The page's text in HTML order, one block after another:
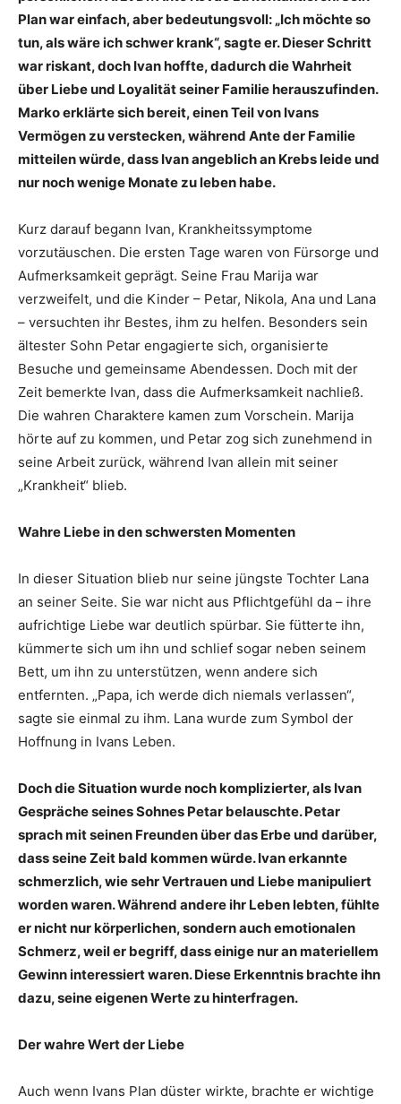
Plan war einfach, aber bedeutungsvoll: „Ich möchte so
tun, als wäre ich schwer krank“, sagte er. Dieser Schritt
war riskant, doch Ivan hoffte, dadurch die Wahrheit
über Liebe und Loyalität seiner Familie herauszufinden.
Marko erklärte sich bereit, einen Teil von Ivans
Vermögen zu verstecken, während Ante der Familie
mitteilen würde, dass Ivan angeblich an Krebs leide und
nur noch wenige Monate zu leben habe.
Kurz darauf begann Ivan, Krankheitssymptome
vorzutäuschen. Die ersten Tage waren von Fürsorge und
Aufmerksamkeit geprägt. Seine Frau Marija war
verzweifelt, und die Kinder – Petar, Nikola, Ana und Lana
– versuchten ihr Bestes, ihm zu helfen. Besonders sein
ältester Sohn Petar engagierte sich, organisierte
Besuche und gemeinsame Abendessen. Doch mit der
Zeit bemerkte Ivan, dass die Aufmerksamkeit nachließ.
Die wahren Charaktere kamen zum Vorschein. Marija
hörte auf zu kommen, und Petar zog sich zunehmend in
seine Arbeit zurück, während Ivan allein mit seiner
„Krankheit“ blieb.
Wahre Liebe in den schwersten Momenten
In dieser Situation blieb nur seine jüngste Tochter Lana
an seiner Seite. Sie war nicht aus Pflichtgefühl da – ihre
aufrichtige Liebe war deutlich spürbar. Sie fütterte ihn,
kümmerte sich um ihn und schlief sogar neben seinem
Bett, um ihn zu unterstützen, wenn andere sich
entfernten. „Papa, ich werde dich niemals verlassen“,
sagte sie einmal zu ihm. Lana wurde zum Symbol der
Hoffnung in Ivans Leben.
Doch die Situation wurde noch komplizierter, als Ivan
Gespräche seines Sohnes Petar belauschte. Petar
sprach mit seinen Freunden über das Erbe und darüber,
dass seine Zeit bald kommen würde. Ivan erkannte
schmerzlich, wie sehr Vertrauen und Liebe manipuliert
worden waren. Während andere ihr Leben lebten, fühlte
er nicht nur körperlichen, sondern auch emotionalen
Schmerz, weil er begriff, dass einige nur an materiellem
Gewinn interessiert waren. Diese Erkenntnis brachte ihn
dazu, seine eigenen Werte zu hinterfragen.
Der wahre Wert der Liebe
Auch wenn Ivans Plan düster wirkte, brachte er wichtige